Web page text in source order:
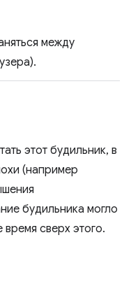
между
этот будильник, в
(например
будильника могло
сверх этого.